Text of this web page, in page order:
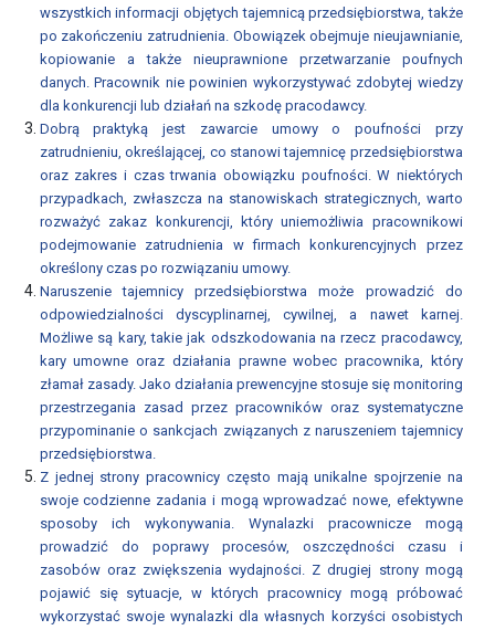
Rozwoju
Przemysłu
4.0
LEGISLACJA
LEGISLACJA
STANOWISKA
I
OPINIE
ZWIĄZKU
ORAZ
PRACODAWCÓW
RP
Proces
legislacyjny
KONSULTACJE
SPOŁECZNE
archiwum
KONSULTACJE
SPOŁECZNE
wszystkich informacji objętych tajemnicą przedsiębiorstwa, także
po zakończeniu zatrudnienia. Obowiązek obejmuje nieujawnianie,
kopiowanie a także nieuprawnione przetwarzanie poufnych
danych. Pracownik nie powinien wykorzystywać zdobytej wiedzy
dla konkurencji lub działań na szkodę pracodawcy.
Dobrą praktyką jest zawarcie umowy o poufności przy
zatrudnieniu, określającej, co stanowi tajemnicę przedsiębiorstwa
oraz zakres i czas trwania obowiązku poufności. W niektórych
przypadkach, zwłaszcza na stanowiskach strategicznych, warto
rozważyć zakaz konkurencji, który uniemożliwia pracownikowi
podejmowanie zatrudnienia w firmach konkurencyjnych przez
określony czas po rozwiązaniu umowy.
Naruszenie tajemnicy przedsiębiorstwa może prowadzić do
odpowiedzialności dyscyplinarnej, cywilnej, a nawet karnej.
Możliwe są kary, takie jak odszkodowania na rzecz pracodawcy,
kary umowne oraz działania prawne wobec pracownika, który
złamał zasady. Jako działania prewencyjne stosuje się monitoring
przestrzegania zasad przez pracowników oraz systematyczne
przypominanie o sankcjach związanych z naruszeniem tajemnicy
przedsiębiorstwa.
Z jednej strony pracownicy często mają unikalne spojrzenie na
swoje codzienne zadania i mogą wprowadzać nowe, efektywne
sposoby ich wykonywania. Wynalazki pracownicze mogą
prowadzić do poprawy procesów, oszczędności czasu i
zasobów oraz zwiększenia wydajności. Z drugiej strony mogą
pojawić się sytuacje, w których pracownicy mogą próbować
wykorzystać swoje wynalazki dla własnych korzyści osobistych